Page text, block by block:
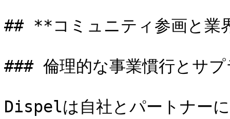
## **コミュニティ参画と業
### 倫理的な事業慣行とサプ
Dispelは自社とパートナー